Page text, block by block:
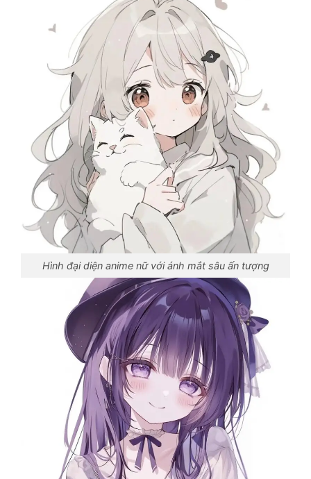
Hình đại diện anime nữ với ánh mắt sâu ấn tượng